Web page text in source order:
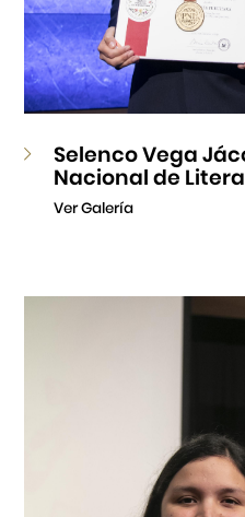
Selenco Vega
Nacional de
Ver Galería